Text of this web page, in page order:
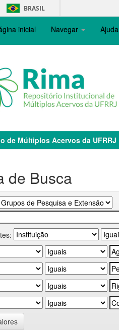
BRASIL
inicial Navegar Ajuda
de Múltiplos Acervos da UFRRJ
de Busca